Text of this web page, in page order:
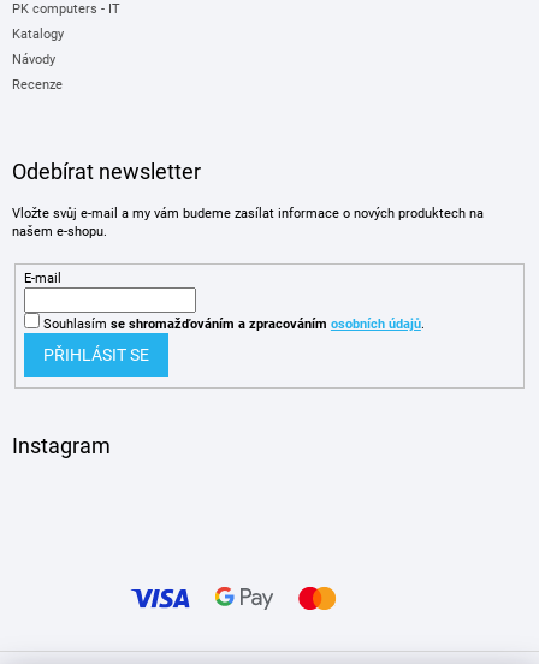
PK computers - IT
Katalogy
Návody
Recenze
Odebírat newsletter
Vložte svůj e-mail a my vám budeme zasílat informace o nových produktech na
našem e-shopu.
E-mail
Souhlasím se shromažďováním a zpracováním osobních údajů.
PŘIHLÁSIT SE
Instagram